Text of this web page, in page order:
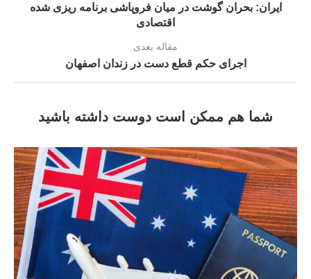
ایران: بحران گوشت در میان فروپاشی برنامه ریزی شده
اقتصادی
مقاله بعدی
اجرای حکم قطع دست در زندان اصفهان
شما هم ممکن است دوست داشته باشید